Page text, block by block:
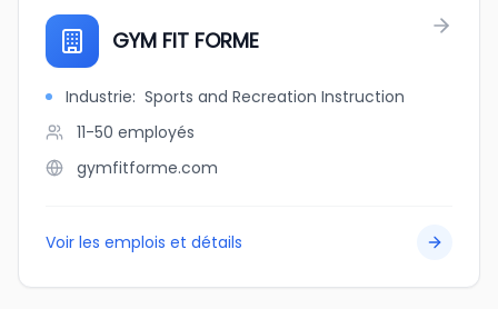
GYM FIT FORME
Industrie: Sports and Recreation Instruction
11-50 employés
gymfitforme.com
Voir les emplois et détails